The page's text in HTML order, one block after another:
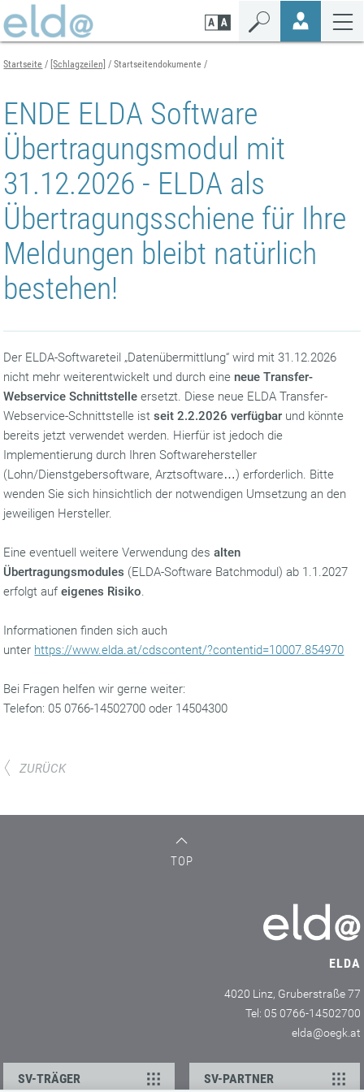
Seiteninhalt
springen
Navigation
springen
Mobilen
Navigation
springen
Startseite [Schlagzeilen] Startseitendokumente
ENDE ELDA Software
Übertragungsmodul mit
31.12.2026 - ELDA als
Übertragungsschiene für Ihre
Meldungen bleibt natürlich
bestehen!
Der ELDA-Softwareteil „Datenübermittlung“ wird mit 31.12.2026
nicht mehr weiterentwickelt und durch eine neue Transfer-
Webservice Schnittstelle ersetzt. Diese neue ELDA Transfer-
Webservice-Schnittstelle istseit 2.2.2026 verfügbar und könnte
bereits jetzt verwendet werden. Hierfür ist jedoch die
Implementierung durch Ihren Softwarehersteller
(Lohn/Dienstgebersoftware, Arztsoftware…) erforderlich. Bitte
wenden Sie sich hinsichtlich der notwendigen Umsetzung an den
jeweiligen Hersteller.
Eine eventuell weitere Verwendung desalten
Übertragungsmodules (ELDA-Software Batchmodul) ab 1.1.2027
erfolgt aufeigenes Risiko.
Informationen finden sich auch
unter https://www.elda.at/cdscontent/?contentid=10007.854970
Bei Fragen helfen wir gerne weiter:
Telefon: 05 0766-14502700 oder 14504300
ZURÜCK
TOP
ELDA
4020 Linz, Gruberstraße 77
Tel: 05 0766-14502700
elda@oegk.at
SV-TRÄGER SV-PARTNER